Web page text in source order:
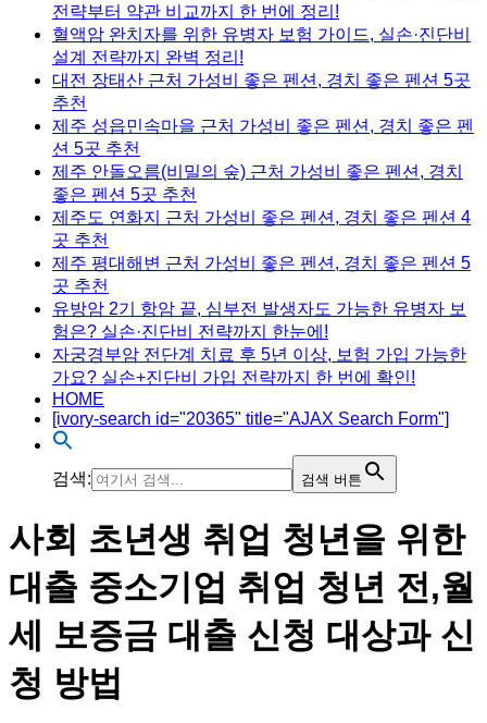
전략부터 약관 비교까지 한 번에 정리!
혈액암 완치자를 위한 유병자 보험 가이드, 실손·진단비
설계 전략까지 완벽 정리!
대전 장태산 근처 가성비 좋은 펜션, 경치 좋은 펜션 5곳
추천
제주 성읍민속마을 근처 가성비 좋은 펜션, 경치 좋은 펜
션 5곳 추천
제주 안돌오름(비밀의 숲) 근처 가성비 좋은 펜션, 경치
좋은 펜션 5곳 추천
제주도 연화지 근처 가성비 좋은 펜션, 경치 좋은 펜션 4
곳 추천
제주 평대해변 근처 가성비 좋은 펜션, 경치 좋은 펜션 5
곳 추천
유방암 2기 항암 끝, 심부전 발생자도 가능한 유병자 보
험은? 실손·진단비 전략까지 한눈에!
자궁경부암 전단계 치료 후 5년 이상, 보험 가입 가능한
가요? 실손+진단비 가입 전략까지 한 번에 확인!
HOME
[ivory-search id="20365" title="AJAX Search Form"]
검색: 검색 버튼
사회 초년생 취업 청년을 위한
대출 중소기업 취업 청년 전,월
세 보증금 대출 신청 대상과 신
청 방법